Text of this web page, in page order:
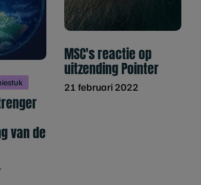
van de
MSC's reactie op
uitzending Pointer
21 februari 2022